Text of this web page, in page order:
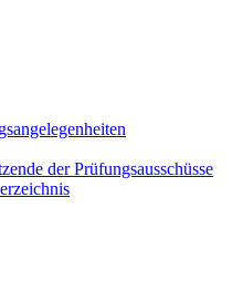
der Prüfungsausschüsse